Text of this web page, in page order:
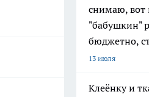
снимаю, вот
"бабушкин"
бюджетно,
13 июля
Клеёнку и